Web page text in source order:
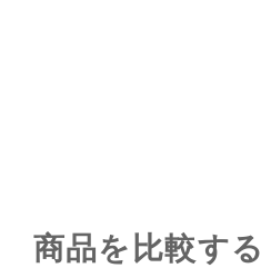
商品を比較する